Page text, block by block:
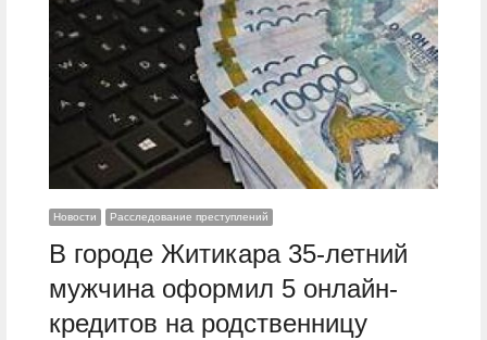
Новости Расследование преступлений
В городе Житикара 35-летний
мужчина оформил 5 онлайн-
кредитов на родственницу